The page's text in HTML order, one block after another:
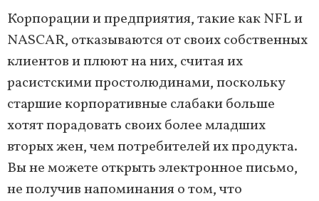
Корпорации и предприятия, такие как NFL и
NASCAR, отказываются от своих собственных
клиентов и плюют на них, считая их
расистскими простолюдинами, поскольку
старшие корпоративные слабаки больше
хотят порадовать своих более младших
вторых жен, чем потребителей их продукта.
Вы не можете открыть электронное письмо,
не получив напоминания о том, что